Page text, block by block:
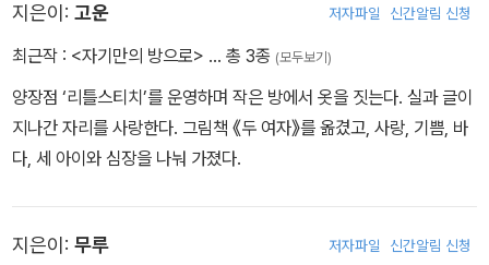
지은이: 고운 저자파일 신간알림 신청
최근작 : <자기만의 방으로> … 총 3종 (모두보기)
양장점 ‘리틀스티치’를 운영하며 작은 방에서 옷을 짓는다. 실과 글이
지나간 자리를 사랑한다. 그림책 《두 여자》를 옮겼고, 사랑, 기쁨, 바
다, 세 아이와 심장을 나눠 가졌다.
지은이: 무루 저자파일 신간알림 신청